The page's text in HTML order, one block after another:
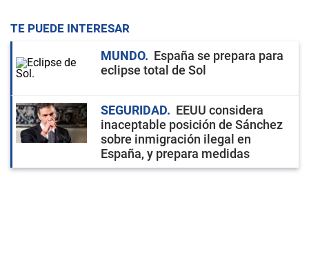
TE PUEDE INTERESAR
MUNDO
España se prepara para
eclipse total de Sol
SEGURIDAD
EEUU considera
inaceptable posición de Sánchez
sobre inmigración ilegal en
España, y prepara medidas